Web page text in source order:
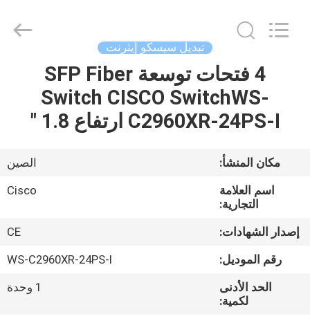
المنزل
المنتجات
فيديوهات
جولة
المصنع
تبديل سيسكو إيثرنت
4 فتحات توسعة SFP Fiber
Switch CISCO SwitchWS-
C2960XR-24PS-I ارتفاع 1.8 "
مكان المنشأ:
الصين
اسم العلامة
التجارية:
Cisco
إصدار الشهادات:
CE
رقم الموديل:
WS-C2960XR-24PS-I
الحد الأدنى
لكمية:
1 وحدة